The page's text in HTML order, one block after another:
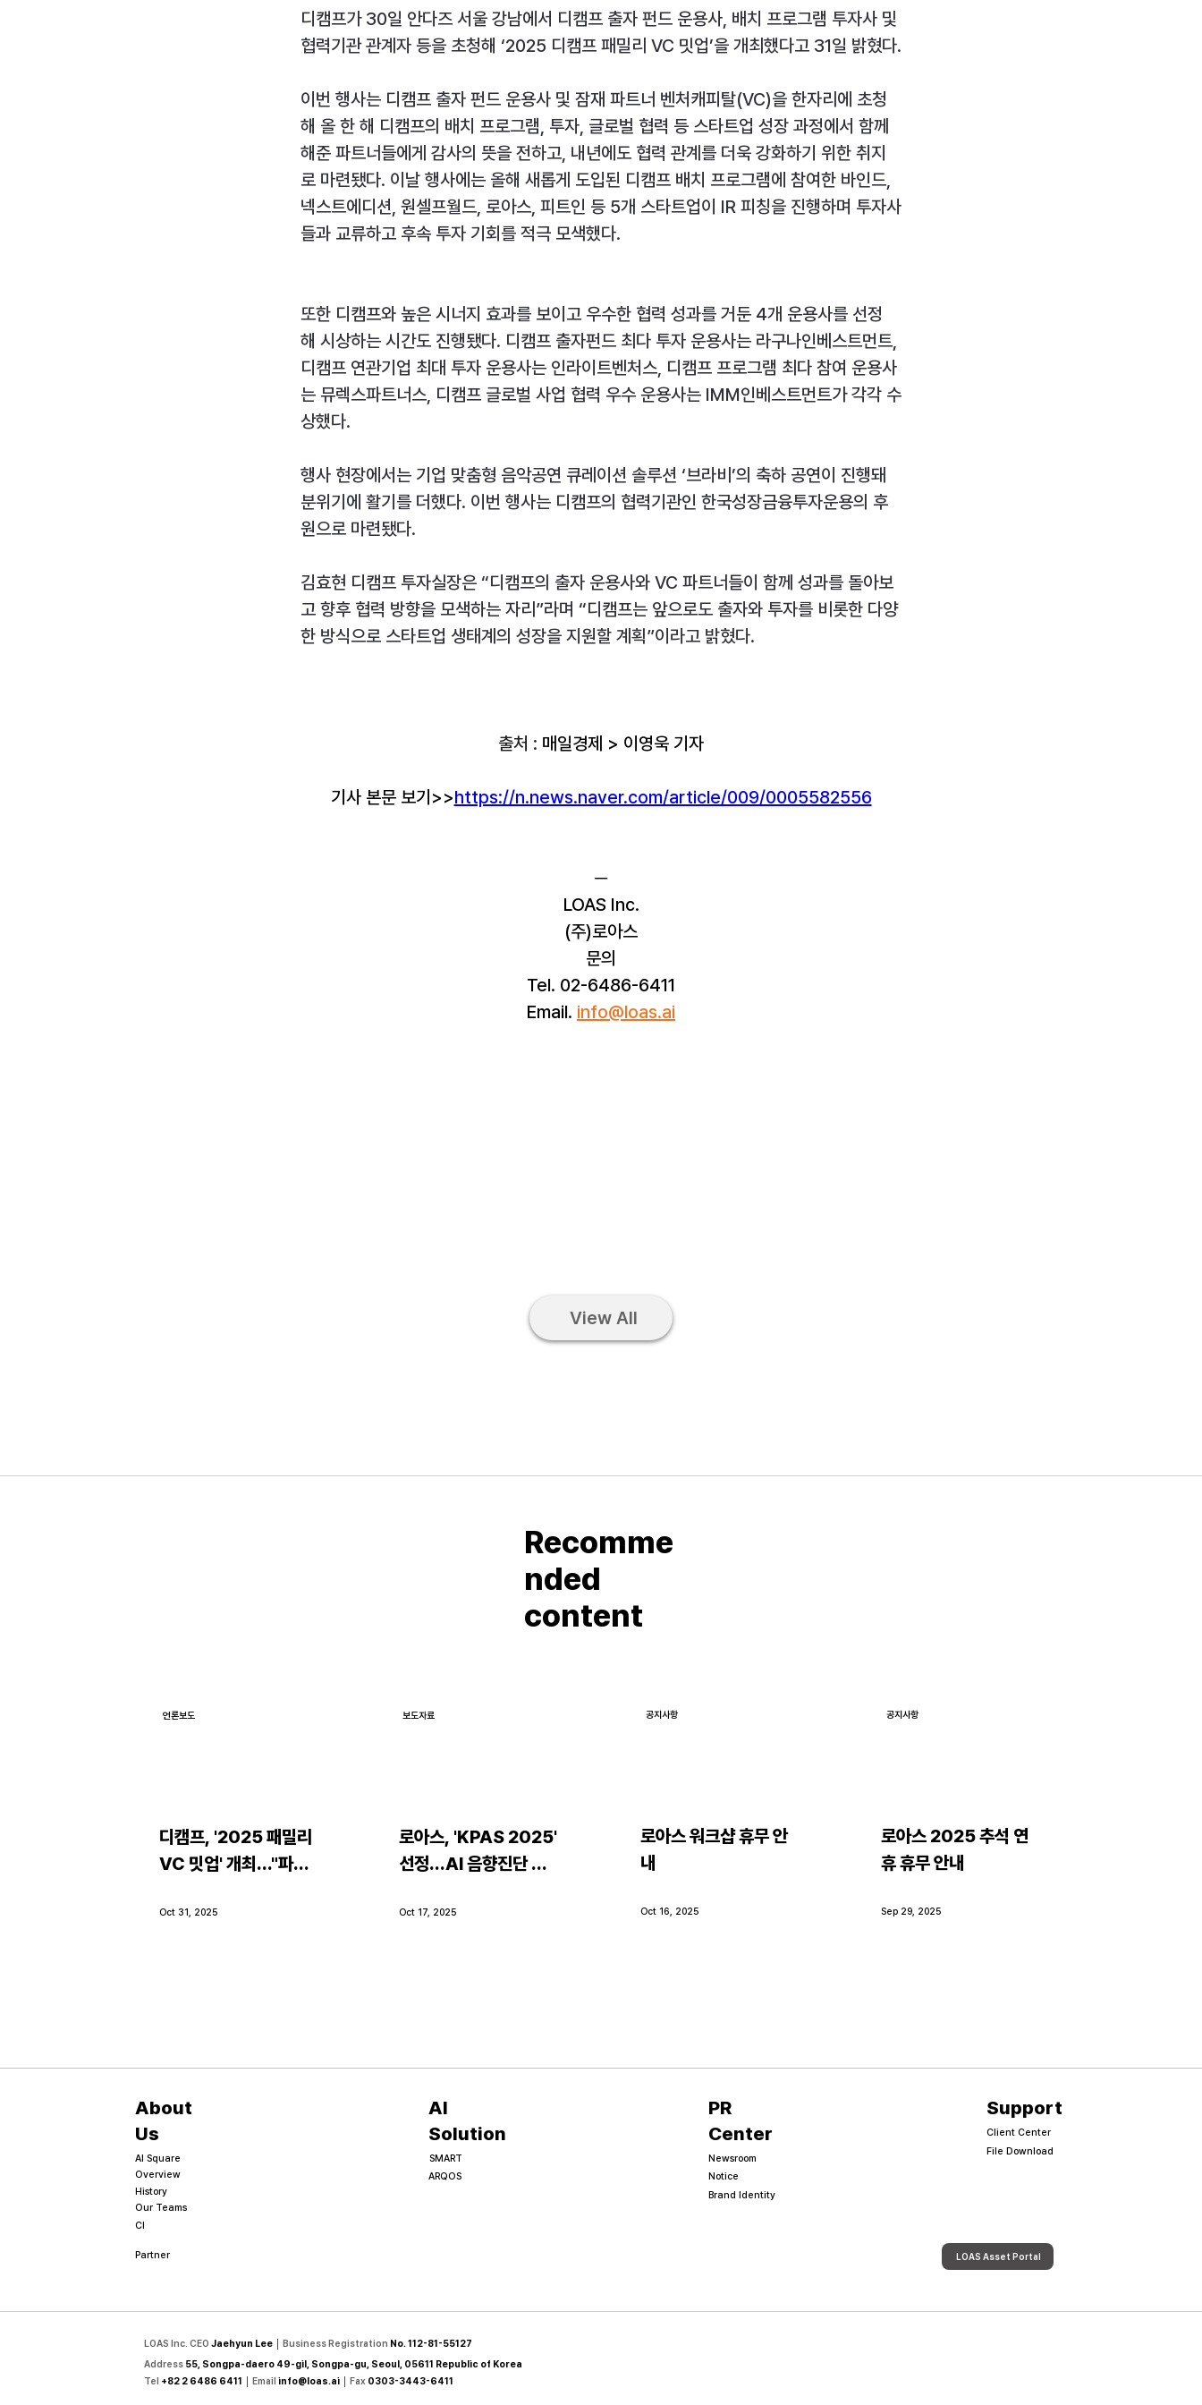
디캠프가 30일 안다즈 서울 강남에서 디캠프 출자 펀드 운용사, 배치 프로그램 투자사 및
협력기관 관계자 등을 초청해 ‘2025 디캠프 패밀리 VC 밋업’을 개최했다고 31일 밝혔다.
이번 행사는 디캠프 출자 펀드 운용사 및 잠재 파트너 벤처캐피탈(VC)을 한자리에 초청
해 올 한 해 디캠프의 배치 프로그램, 투자, 글로벌 협력 등 스타트업 성장 과정에서 함께
해준 파트너들에게 감사의 뜻을 전하고, 내년에도 협력 관계를 더욱 강화하기 위한 취지
로 마련됐다. 이날 행사에는 올해 새롭게 도입된 디캠프 배치 프로그램에 참여한 바인드,
넥스트에디션, 원셀프월드, 로아스, 피트인 등 5개 스타트업이 IR 피칭을 진행하며 투자사
들과 교류하고 후속 투자 기회를 적극 모색했다.
또한 디캠프와 높은 시너지 효과를 보이고 우수한 협력 성과를 거둔 4개 운용사를 선정
해 시상하는 시간도 진행됐다. 디캠프 출자펀드 최다 투자 운용사는 라구나인베스트먼트,
디캠프 연관기업 최대 투자 운용사는 인라이트벤처스, 디캠프 프로그램 최다 참여 운용사
는 뮤렉스파트너스, 디캠프 글로벌 사업 협력 우수 운용사는 IMM인베스트먼트가 각각 수
상했다.
행사 현장에서는 기업 맞춤형 음악공연 큐레이션 솔루션 ‘브라비’의 축하 공연이 진행돼
분위기에 활기를 더했다. 이번 행사는 디캠프의 협력기관인 한국성장금융투자운용의 후
원으로 마련됐다.
김효현 디캠프 투자실장은 “디캠프의 출자 운용사와 VC 파트너들이 함께 성과를 돌아보
고 향후 협력 방향을 모색하는 자리”라며 “디캠프는 앞으로도 출자와 투자를 비롯한 다양
한 방식으로 스타트업 생태계의 성장을 지원할 계획”이라고 밝혔다.
출처 : 매일경제 > 이영욱 기자
기사 본문 보기>>https://n.news.naver.com/article/009/0005582556
─
LOAS Inc.
(주)로아스
문의
Tel. 02-6486-6411
Email. info@loas.ai
View All
Recomme
nded
content
언론보도
디캠프, '2025 패밀리
VC 밋업' 개최…"파트
Oct 31, 2025
보도자료
로아스, 'KPAS 2025'
선정…AI 음향진단 기
Oct 17, 2025
공지사항
로아스 워크샵 휴무 안
내
Oct 16, 2025
공지사항
로아스 2025 추석 연
휴 휴무 안내
Sep 29, 2025
About
Us
AI Square
Overview
History
Our Teams
CI
Partner
AI
Solution
ARQOS
SMART
PR
Center
Newsroom
Notice
Brand Identity
Support
Client Center
File Download
LOAS Asset Portal
Tel +82 2 6486 6411 Email info@loas.ai Fax 0303-3443-6411
LOAS Inc. CEO Jaehyun Lee Business Registration No. 112-81-55127
Address 55, Songpa-daero 49-gil, Songpa-gu, Seoul, 05611 Republic of Korea